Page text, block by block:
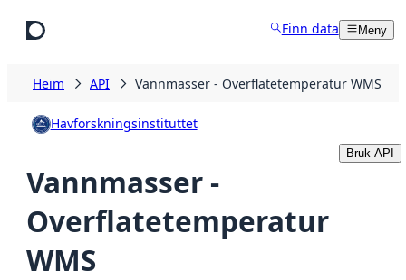
Finn data Meny
Heim API Vannmasser - Overflatetemperatur WMS
Havforskningsinstituttet
Vannmasser -
Overflatetemperatur
WMS
Bruk API